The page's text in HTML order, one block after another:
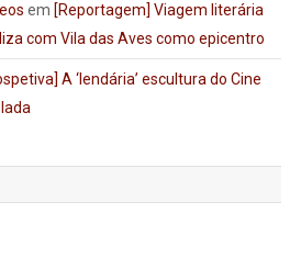
em [Reportagem] Viagem literária
com Vila das Aves como epicentro
A ‘lendária’ escultura do Cine